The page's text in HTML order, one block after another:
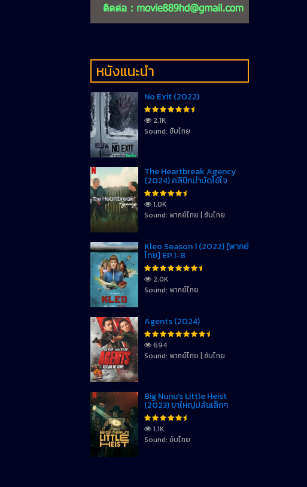
หนังแนะนำ
No Exit (2022)
2.1K
Sound: ซับไทย
The Heartbreak Agency
(2024) คลินิกบำบัดไข้ใจ
1.0K
Sound: พากย์ไทย | ซับไทย
Kleo Season 1 (2022) [พากย์
ไทย] EP.1-8
2.0K
Sound: พากย์ไทย
Agents (2024)
694
Sound: พากย์ไทย | ซับไทย
Big Nunu’s Little Heist
(2023) ขาใหญ่ปล้นเล็กๆ
1.1K
Sound: ซับไทย